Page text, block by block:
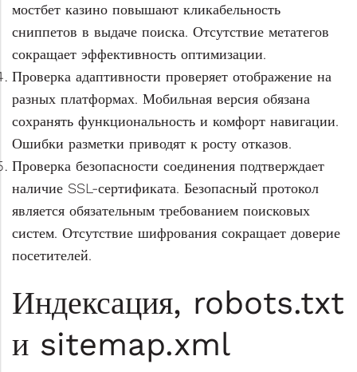
мостбет казино повышают кликабельность
сниппетов в выдаче поиска. Отсутствие метатегов
сокращает эффективность оптимизации.
Проверка адаптивности проверяет отображение на
разных платформах. Мобильная версия обязана
сохранять функциональность и комфорт навигации.
Ошибки разметки приводят к росту отказов.
Проверка безопасности соединения подтверждает
наличие SSL-сертификата. Безопасный протокол
является обязательным требованием поисковых
систем. Отсутствие шифрования сокращает доверие
посетителей.
Индексация, robots.txt
и sitemap.xml